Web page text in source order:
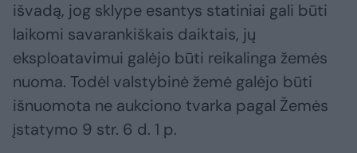
išvadą, jog sklype esantys statiniai gali būti
laikomi savarankiškais daiktais, jų
eksploatavimui galėjo būti reikalinga žemės
nuoma. Todėl valstybinė žemė galėjo būti
išnuomota ne aukciono tvarka pagal Žemės
įstatymo 9 str. 6 d. 1 p.